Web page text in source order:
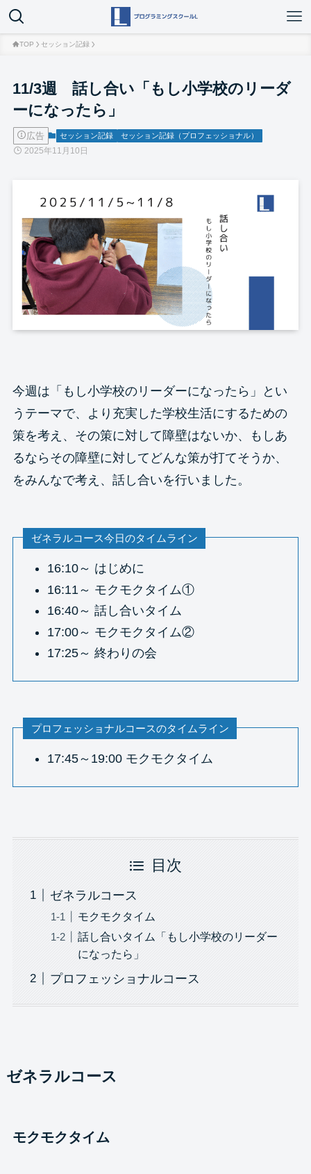
TOP セッション記録
11/3週 話し合い「もし小学校のリーダ
ーになったら」
広告 セッション記録 セッション記録（プロフェッショナル）
2025年11月10日
今週は「もし小学校のリーダーになったら」とい
うテーマで、より充実した学校生活にするための
策を考え、その策に対して障壁はないか、もしあ
るならその障壁に対してどんな策が打てそうか、
をみんなで考え、話し合いを行いました。
ゼネラルコース今日のタイムライン
16:10～ はじめに
16:11～ モクモクタイム①
16:40～ 話し合いタイム
17:00～ モクモクタイム②
17:25～ 終わりの会
プロフェッショナルコースのタイムライン
17:45～19:00 モクモクタイム
目次
ゼネラルコース
モクモクタイム
話し合いタイム「もし小学校のリーダー
になったら」
プロフェッショナルコース
ゼネラルコース
モクモクタイム